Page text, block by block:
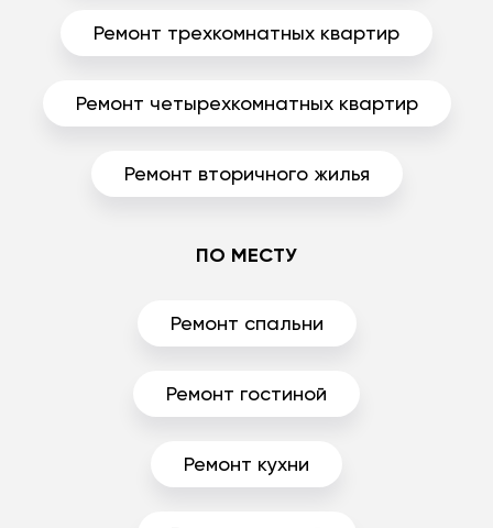
Ремонт трехкомнатных квартир
Ремонт четырехкомнатных квартир
Ремонт вторичного жилья
ПО МЕСТУ
Ремонт спальни
Ремонт гостиной
Ремонт кухни